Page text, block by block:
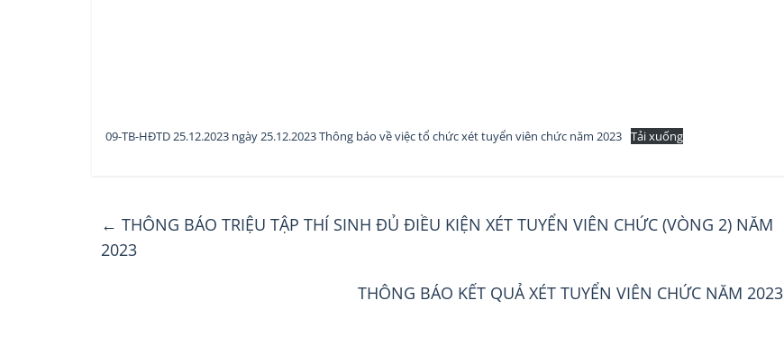
09-TB-HĐTD 25.12.2023 ngày 25.12.2023 Thông báo về việc tổ chức xét tuyển viên chức năm 2023 Tải xuống
← THÔNG BÁO TRIỆU TẬP THÍ SINH ĐỦ ĐIỀU KIỆN XÉT TUYỂN VIÊN CHỨC (VÒNG 2) NĂM
2023
THÔNG BÁO KẾT QUẢ XÉT TUYỂN VIÊN CHỨC NĂM 2023